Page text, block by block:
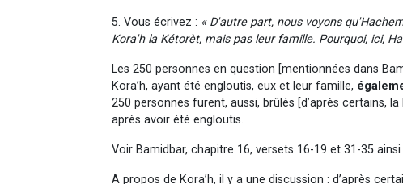
5. Vous écrivez : « D'autre part, nous voyons
Kora'h la Kétorèt, mais pas leur famille. Pourquoi, ici,
Les 250 personnes en question [mentionnées dans
Kora’h, ayant été engloutis, eux et leur famille,
250 personnes furent, aussi, brûlés [d’après certains,
après avoir été engloutis.
Voir Bamidbar, chapitre 16, versets 16-19 et 31-35
A propos de Kora’h, il y a une discussion : d’après